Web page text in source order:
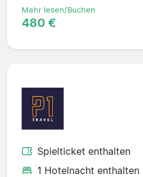
Mehr lesen/Buchen
480 €
Spielticket enthalten
1 Hotelnacht enthalten